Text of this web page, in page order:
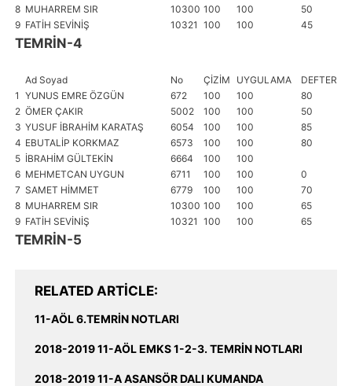
8 MUHARREM SIR 10300 100 100 50
9 FATİH SEVİNİŞ 10321 100 100 45
TEMRİN-4
Ad Soyad No ÇİZİM UYGULAMA DEFTER
1
YUNUS EMRE ÖZGÜN 672 100 100 80
2 ÖMER ÇAKIR 5002 100 100 50
3 YUSUF İBRAHİM KARATAŞ 6054 100 100 85
4 EBUTALİP KORKMAZ 6573 100 100 80
5 İBRAHİM GÜLTEKİN 6664 100 100
6 MEHMETCAN UYGUN 6711 100 100 0
7 SAMET HİMMET 6779 100 100 70
8 MUHARREM SIR 10300 100 100 65
9 FATİH SEVİNİŞ 10321 100 100 65
TEMRİN-5
RELATED ARTICLE
11-AÖL 6.TEMRİN NOTLARI
2018-2019 11-AÖL EMKS 1-2-3. TEMRİN NOTLARI
2018-2019 11-A ASANSÖR DALI KUMANDA